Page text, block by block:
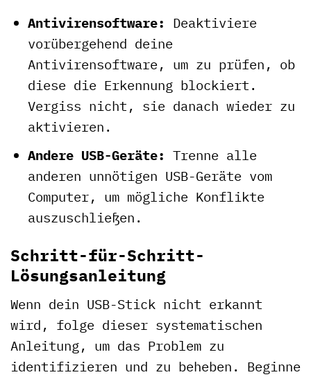
Antivirensoftware: Deaktiviere
vorübergehend deine
Antivirensoftware, um zu prüfen, ob
diese die Erkennung blockiert.
Vergiss nicht, sie danach wieder zu
aktivieren.
Andere USB-Geräte: Trenne alle
anderen unnötigen USB-Geräte vom
Computer, um mögliche Konflikte
auszuschließen.
Schritt-für-Schritt-
Lösungsanleitung
Wenn dein USB-Stick nicht erkannt
wird, folge dieser systematischen
Anleitung, um das Problem zu
identifizieren und zu beheben. Beginne